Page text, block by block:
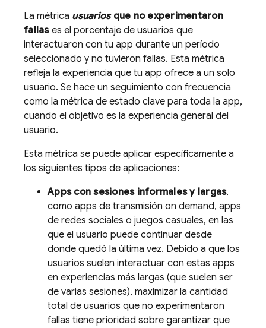
La métrica usuariosque no experimentaron
fallases el porcentaje de usuarios que
interactuaron con tu app durante un período
seleccionado y no tuvieron fallas. Esta métrica
refleja la experiencia que tu app ofrece a un solo
usuario. Se hace un seguimiento con frecuencia
como la métrica de estado clave para toda la app,
cuando el objetivo es la experiencia general del
usuario.
Esta métrica se puede aplicar específicamente a
los siguientes tipos de aplicaciones:
Apps con sesiones informales y largas,
como apps de transmisión on demand, apps
de redes sociales o juegos casuales, en las
que el usuario puede continuar desde
donde quedó la última vez. Debido a que los
usuarios suelen interactuar con estas apps
en experiencias más largas (que suelen ser
de varias sesiones), maximizar la cantidad
total de usuarios que no experimentaron
fallas tiene prioridad sobre garantizar que